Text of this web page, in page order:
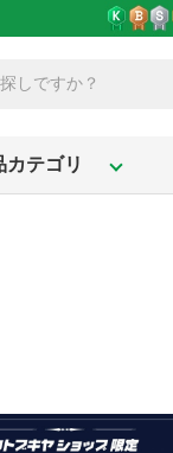
カテゴリ